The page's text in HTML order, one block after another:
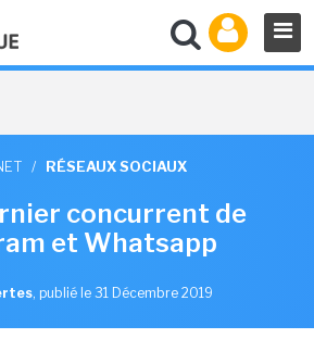
/ RÉSEAUX SOCIAUX
concurrent de
et Whatsapp
, publié le 31 Décembre 2019